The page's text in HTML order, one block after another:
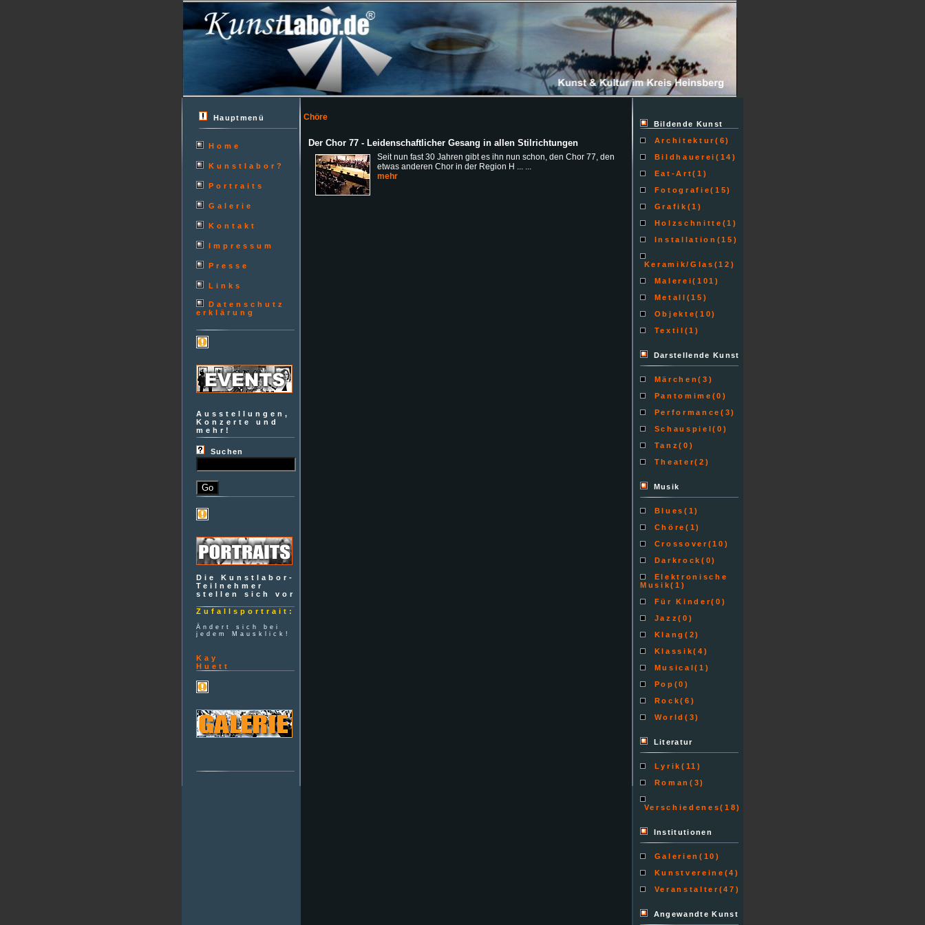
Hauptmenü
Home
Kunstlabor?
Portraits
Galerie
Kontakt
Impressum
Presse
Links
Datenschutz
erklärung
Ausstellungen,
Konzerte und
mehr!
Suchen
Die Kunstlabor-
Teilnehmer
stellen sich vor
Zufallsportrait:
Ändert sich bei
jedem Mausklick!
Kay
Huett
Chöre
Der Chor 77 - Leidenschaftlicher Gesang in allen Stilrichtungen
Seit nun fast 30 Jahren gibt es ihn nun schon, den Chor 77, den
etwas anderen Chor in der Region H ... ...
mehr
Bildende Kunst
Architektur (6)
Bildhauerei (14)
Eat-Art(1)
Fotografie(15)
Grafik (1)
Holzschnitte (1)
Installation (15)
Keramik/Glas (12)
Malerei(101)
Metall (15)
Objekte(10)
Textil (1)
Darstellende Kunst
Märchen(3)
Pantomime (0)
Performance (3)
Schauspiel(0)
Tanz(0)
Theater(2)
Musik
Blues(1)
Chöre(1)
Crossover (10)
Darkrock (0)
Elektronische
Musik(1)
Für Kinder(0)
Jazz(0)
Klang(2)
Klassik(4)
Musical(1)
Pop (0)
Rock(6)
World(3)
Literatur
Lyrik(11)
Roman(3)
Verschiedenes(18)
Institutionen
Galerien(10)
Kunstvereine (4)
Veranstalter (47)
Angewandte Kunst